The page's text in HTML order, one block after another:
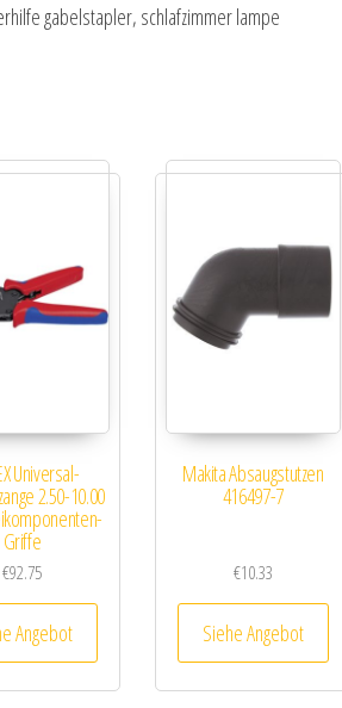
gabelstapler, schlafzimmer lampe
Universal-
2.50-10.00
Griffe
€92.75
Angebot
Makita Absaugstutzen
416497-7
€10.33
Siehe Angebot